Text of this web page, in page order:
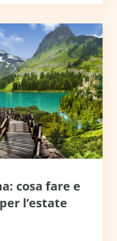
cosa fare e
l’estate